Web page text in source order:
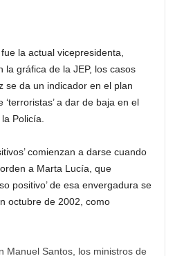
la actual vicepresidenta,
gráfica de la JEP, los casos
se da un indicador en el plan
a dar de baja en el
Policía.
comienzan a darse cuando
a Marta Lucía, que
positivo’ de esa envergadura se
octubre de 2002, como